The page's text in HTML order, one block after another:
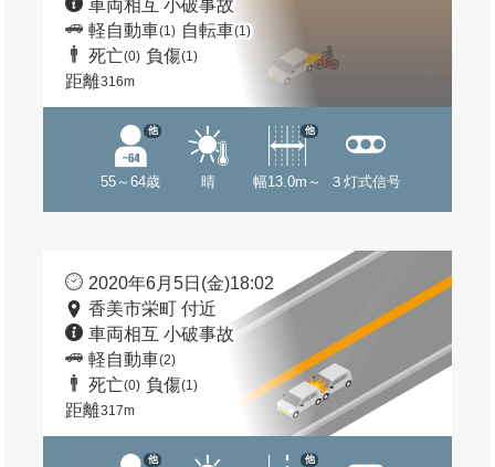
車両相互 小破事故
軽自動車(1) 自転車(1)
死亡(0) 負傷(1)
距離316m
55～64歳
他
晴 幅13.0m～
他
３灯式信号
2020年6月5日(金)18:02
香美市栄町 付近
車両相互 小破事故
軽自動車(2)
死亡(0) 負傷(1)
距離317m
他 他